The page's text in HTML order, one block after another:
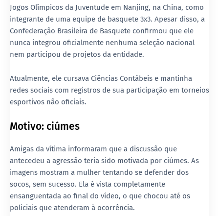
Jogos Olímpicos da Juventude em Nanjing, na China, como
integrante de uma equipe de basquete 3x3. Apesar disso, a
Confederação Brasileira de Basquete confirmou que ele
nunca integrou oficialmente nenhuma seleção nacional
nem participou de projetos da entidade.
Atualmente, ele cursava Ciências Contábeis e mantinha
redes sociais com registros de sua participação em torneios
esportivos não oficiais.
Motivo: ciúmes
Amigas da vítima informaram que a discussão que
antecedeu a agressão teria sido motivada por ciúmes. As
imagens mostram a mulher tentando se defender dos
socos, sem sucesso. Ela é vista completamente
ensanguentada ao final do vídeo, o que chocou até os
policiais que atenderam à ocorrência.